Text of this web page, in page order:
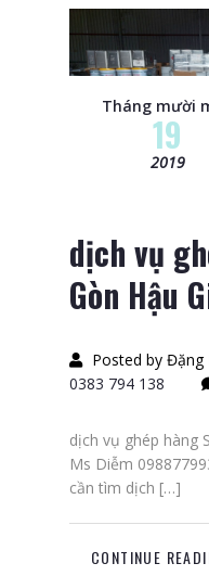
Tháng mười
19
2019
dịch vụ
Gòn Hậu
Posted by Đặng
0383 794 138
dịch vụ ghép hàng
Ms Diễm
cần tìm dịch […]
CONTINUE